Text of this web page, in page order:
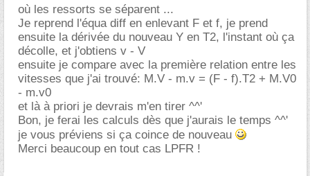
où les ressorts se séparent ...
Je reprend l'équa diff en enlevant F et f, je prend
ensuite la dérivée du nouveau Y en T2, l'instant où ça
décolle, et j'obtiens v - V
ensuite je compare avec la première relation entre les
vitesses que j'ai trouvé: M.V - m.v = (F - f).T2 + M.V0
- m.v0
et là à priori je devrais m'en tirer ^^'
Bon, je ferai les calculs dès que j'aurais le temps ^^'
je vous préviens si ça coince de nouveau
Merci beaucoup en tout cas LPFR !